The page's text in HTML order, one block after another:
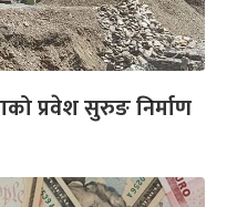
प्रवेश सुरुङ निर्माण